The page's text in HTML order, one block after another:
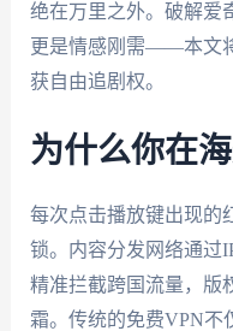
绝在万里之外。破解爱
更是情感刚需——本文
获自由追剧权。
为什么你在
每次点击播放键出现的
锁。内容分发网络通过
精准拦截跨国流量，版
霜。传统的免费VPN不